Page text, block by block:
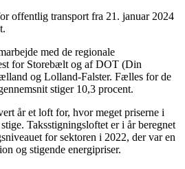
offentlig transport fra 21. januar 2024
med de regionale
for Storebælt og af DOT (Din
og Lolland-Falster. Fælles for de
stiger 10,3 procent.
år et loft for, hvor meget priserne i
Taksstigningsloftet er i år beregnet
for sektoren i 2022, der var en
og stigende energipriser.